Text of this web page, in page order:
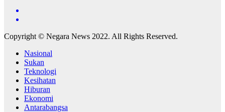
Copyright © Negara News 2022. All Rights Reserved.
Nasional
Sukan
Teknologi
Kesihatan
Hiburan
Ekonomi
Antarabangsa